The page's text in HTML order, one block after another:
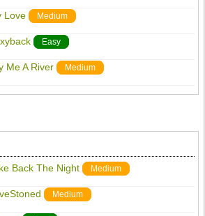
Love Medium
Easy
Me A River Medium
Back The Night Medium
Medium